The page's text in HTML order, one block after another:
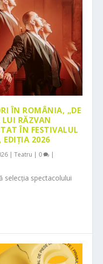
ÎN ROMÂNIA, „DE
LUI RĂZVAN
ÎN FESTIVALUL
EDIȚIA 2026
|Teatru | 0 |
selecția spectacolului